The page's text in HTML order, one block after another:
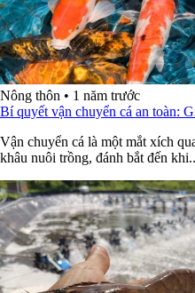
Nông thôn • 1 năm trước
Bí quyết vận chuyển cá an toàn:
Vận chuyển cá là một mắt xích
khâu nuôi trồng, đánh bắt đến